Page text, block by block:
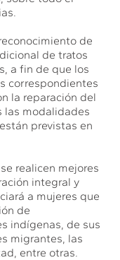
de
de tratos
a fin de que los
correspondientes
la reparación del
las modalidades
previstas en
realicen mejores
integral y
a mujeres que
de
indígenas, de sus
migrantes, las
entre otras.